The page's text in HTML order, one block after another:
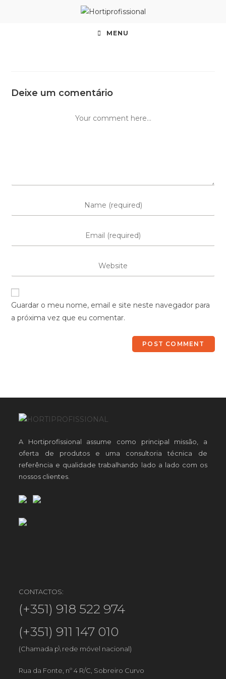
MENU
Deixe um comentário
Guardar o meu nome, email e site neste navegador para
a próxima vez que eu comentar.
A Hortiprofissional assume como principal missão, a
oferta de produtos e uma consultoria técnica de
referência e qualidade trabalhando lado a lado com os
nossos clientes.
CONTACTOS:
(+351) 918 522 974
(+351) 911 147 010
(Chamada p\ rede móvel nacional)
Rua da Fonte, nº 4 R/C, Sobreiro Curvo